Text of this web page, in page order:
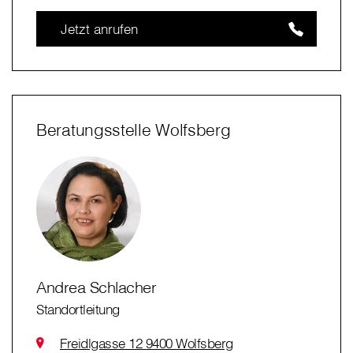
Jetzt anrufen
Beratungsstelle Wolfsberg
Andrea Schlacher
Standortleitung
Freidlgasse 12 9400 Wolfsberg